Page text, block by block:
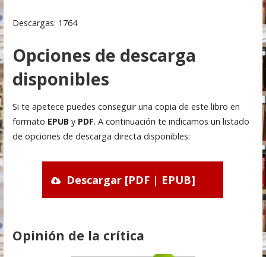
Descargas: 1764
Opciones de descarga
disponibles
Si te apetece puedes conseguir una copia de este libro en
formato EPUBy PDF. A continuación te indicamos un listado
de opciones de descarga directa disponibles:
Descargar [PDF | EPUB]
Opinión de la crítica